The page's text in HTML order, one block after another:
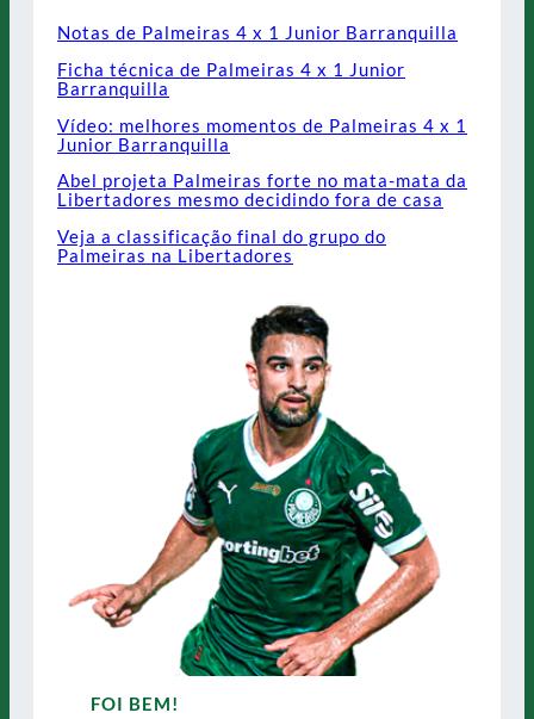
Notas de Palmeiras 4 x 1 Junior Barranquilla
Ficha técnica de Palmeiras 4 x 1 Junior
Barranquilla
Vídeo: melhores momentos de Palmeiras 4 x 1
Junior Barranquilla
Abel projeta Palmeiras forte no mata-mata da
Libertadores mesmo decidindo fora de casa
Veja a classificação final do grupo do
Palmeiras na Libertadores
FOI BEM!